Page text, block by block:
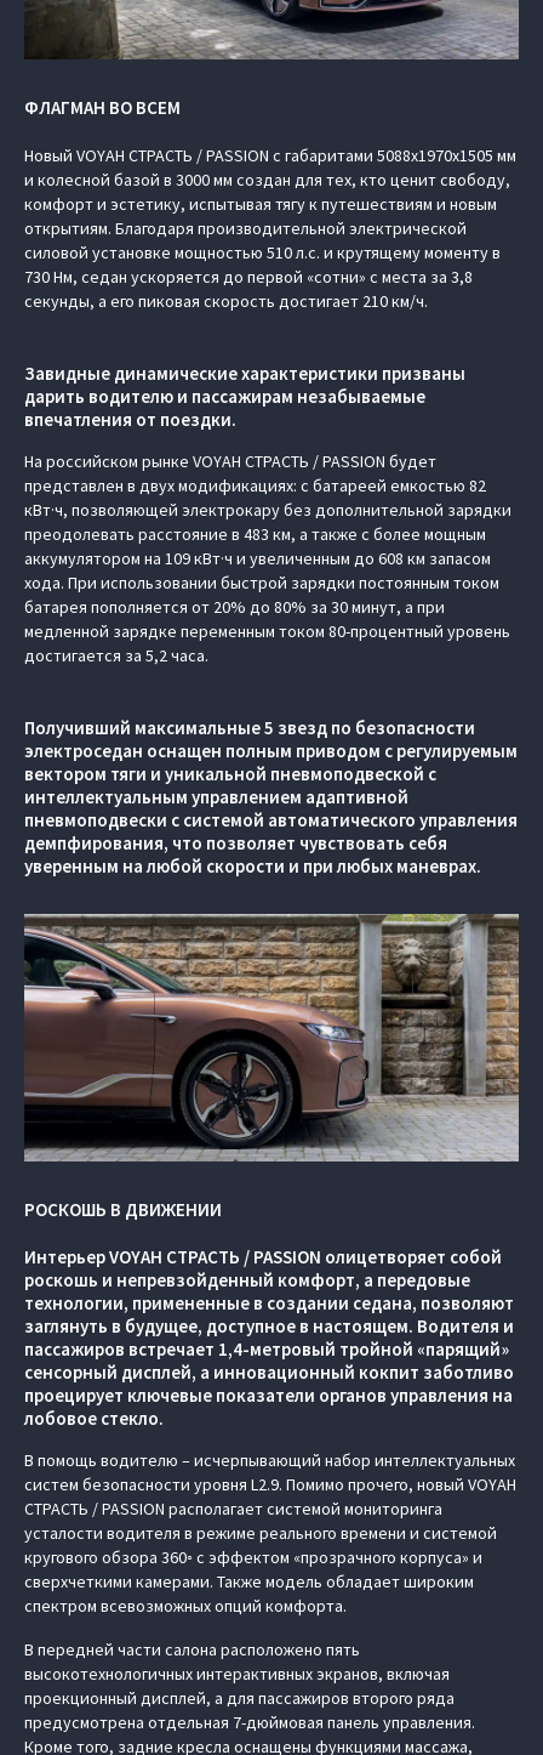
ФЛАГМАН ВО ВСЕМ
Новый VOYAH СТРАСТЬ / PASSION с габаритами 5088х1970х1505 мм
и колесной базой в 3000 мм создан для тех, кто ценит свободу,
комфорт и эстетику, испытывая тягу к путешествиям и новым
открытиям. Благодаря производительной электрической
силовой установке мощностью 510 л.с. и крутящему моменту в
730 Нм, седан ускоряется до первой «сотни» с места за 3,8
секунды, а его пиковая скорость достигает 210 км/ч.
Завидные динамические характеристики призваны
дарить водителю и пассажирам незабываемые
впечатления от поездки.
На российском рынке VOYAH СТРАСТЬ / PASSION будет
представлен в двух модификациях: с батареей емкостью 82
кВт·ч, позволяющей электрокару без дополнительной зарядки
преодолевать расстояние в 483 км, а также с более мощным
аккумулятором на 109 кВт·ч и увеличенным до 608 км запасом
хода. При использовании быстрой зарядки постоянным током
батарея пополняется от 20% до 80% за 30 минут, а при
медленной зарядке переменным током 80-процентный уровень
достигается за 5,2 часа.
Получивший максимальные 5 звезд по безопасности
электроседан оснащен полным приводом с регулируемым
вектором тяги и уникальной пневмоподвеской с
интеллектуальным управлением адаптивной
пневмоподвески с системой автоматического управления
демпфирования, что позволяет чувствовать себя
уверенным на любой скорости и при любых маневрах.
РОСКОШЬ В ДВИЖЕНИИ
Интерьер VOYAH СТРАСТЬ / PASSION олицетворяет собой
роскошь и непревзойденный комфорт, а передовые
технологии, примененные в создании седана, позволяют
заглянуть в будущее, доступное в настоящем. Водителя и
пассажиров встречает 1,4-метровый тройной «парящий»
сенсорный дисплей, а инновационный кокпит заботливо
проецирует ключевые показатели органов управления на
лобовое стекло.
В помощь водителю – исчерпывающий набор интеллектуальных
систем безопасности уровня L2.9. Помимо прочего, новый VOYAH
СТРАСТЬ / PASSION располагает системой мониторинга
усталости водителя в режиме реального времени и системой
кругового обзора 360◦ c эффектом «прозрачного корпуса» и
сверхчеткими камерами. Также модель обладает широким
спектром всевозможных опций комфорта.
В передней части салона расположено пять
высокотехнологичных интерактивных экранов, включая
проекционный дисплей, а для пассажиров второго ряда
предусмотрена отдельная 7-дюймовая панель управления.
Кроме того, задние кресла оснащены функциями массажа,